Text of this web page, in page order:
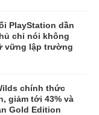
PlayStation dần
chỉ nói không
vững lập trường
chính thức
giảm tới 43% và
Gold Edition